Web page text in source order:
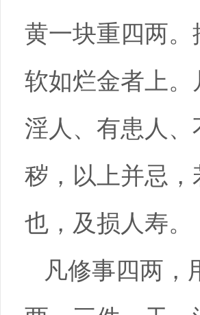
黄一块重四两。
软如烂金者上
淫人、有患人
秽，以上并忌
也，及损人寿。
凡修事四两，